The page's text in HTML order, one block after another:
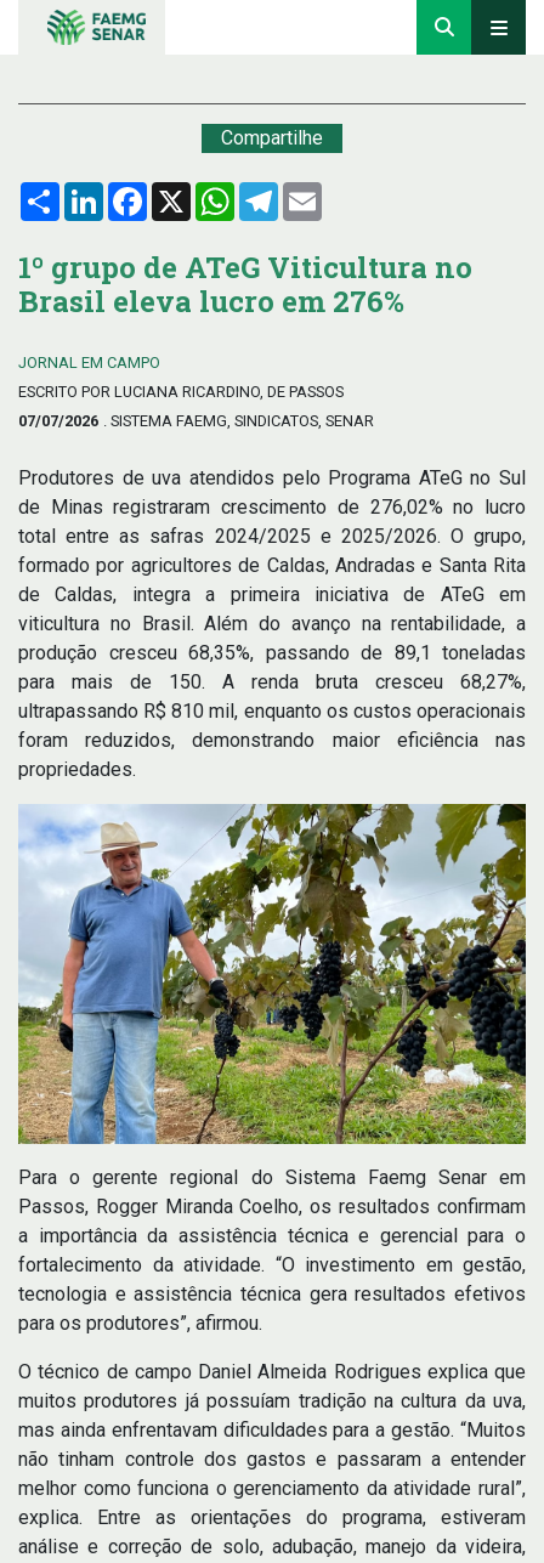
Compartilhe
Compartilhar
LinkedInFacebook
X WhatsApp
Telegram
1º grupo de ATeG Viticultura no
Brasil eleva lucro em 276%
JORNAL EM CAMPO
ESCRITO POR LUCIANA RICARDINO, DE PASSOS
07/07/2026 . SISTEMA FAEMG, SINDICATOS, SENAR
Produtores de uva atendidos pelo Programa ATeG no Sul
de Minas registraram crescimento de 276,02% no lucro
total entre as safras 2024/2025 e 2025/2026. O grupo,
formado por agricultores de Caldas, Andradas e Santa Rita
de Caldas, integra a primeira iniciativa de ATeG em
viticultura no Brasil. Além do avanço na rentabilidade, a
produção cresceu 68,35%, passando de 89,1 toneladas
para mais de 150. A renda bruta cresceu 68,27%,
ultrapassando R$ 810 mil, enquanto os custos operacionais
foram reduzidos, demonstrando maior eficiência nas
propriedades.
Para o gerente regional do Sistema Faemg Senar em
Passos, Rogger Miranda Coelho, os resultados confirmam
a importância da assistência técnica e gerencial para o
fortalecimento da atividade. “O investimento em gestão,
tecnologia e assistência técnica gera resultados efetivos
para os produtores”, afirmou.
O técnico de campo Daniel Almeida Rodrigues explica que
muitos produtores já possuíam tradição na cultura da uva,
mas ainda enfrentavam dificuldades para a gestão. “Muitos
não tinham controle dos gastos e passaram a entender
melhor como funciona o gerenciamento da atividade rural”,
explica. Entre as orientações do programa, estiveram
análise e correção de solo, adubação, manejo da videira,